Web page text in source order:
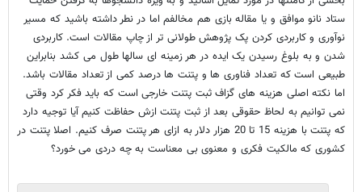
ستاد نانو موافق و یا مقاله بازی هم مخالفم اما در نطر داشته باشید که مسیر
نوآوری و کاربردی کردن پک پژوهش طولانی تر از چاپ مقالات است. کاربردی
شدن و به بلوغ رسیدن یک ایده در هر زمینه ای سالها طول می کشد بنابراین
طبیعی است که تعداد فناوری ها و پتنت ها درصد کمی از تعداد مقالات باشد.
اما نکته اصلی هزینه های گزاف ثبت پتنت خارجی است که باید فکر کرد وقتی
نمی توانیم به لحاظ حقوقی بعد از ثبت پتنت ازش حفاظت کنیم آیا توجیه دارد
که پتنت با هزینه 15 تا 20 هزار دلار به ازای هر پتنت صرف کنیم. اصلا پتنت در
کشوری که مالکیت فکری و معنوی بی معناست به چه دردی می خورد؟